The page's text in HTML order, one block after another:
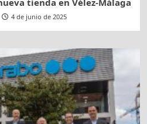
4 de junio de 2025